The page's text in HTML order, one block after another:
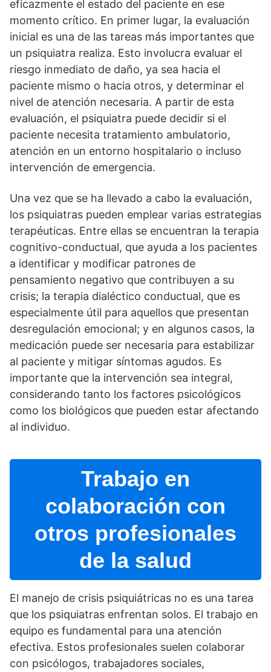
eficazmente el estado del paciente en ese
momento crí­tico. En primer lugar, la evaluación
inicial es una de las tareas más importantes que
un psiquiatra realiza. Esto involucra evaluar el
riesgo inmediato de daño, ya sea hacia el
paciente mismo o hacia otros, y determinar el
nivel de atención necesaria. A partir de esta
evaluación, el psiquiatra puede decidir si el
paciente necesita tratamiento ambulatorio,
atención en un entorno hospitalario o incluso
intervención de emergencia.
Una vez que se ha llevado a cabo la evaluación,
los psiquiatras pueden emplear varias estrategias
terapéuticas. Entre ellas se encuentran la terapia
cognitivo-conductual, que ayuda a los pacientes
a identificar y modificar patrones de
pensamiento negativo que contribuyen a su
crisis; la terapia dialéctico conductual, que es
especialmente útil para aquellos que presentan
desregulación emocional; y en algunos casos, la
medicación puede ser necesaria para estabilizar
al paciente y mitigar sí­ntomas agudos. Es
importante que la intervención sea integral,
considerando tanto los factores psicológicos
como los biológicos que pueden estar afectando
al individuo.
Trabajo en
colaboración con
otros profesionales
de la salud
El manejo de crisis psiquiátricas no es una tarea
que los psiquiatras enfrentan solos. El trabajo en
equipo es fundamental para una atención
efectiva. Estos profesionales suelen colaborar
con psicólogos, trabajadores sociales,